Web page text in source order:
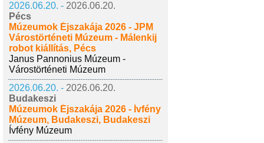
2026.06.20. - 2026.06.20.
Pécs
Múzeumok Éjszakája 2026 - JPM
Várostörténeti Múzeum - Málenkij
robot kiállítás, Pécs
Janus Pannonius Múzeum -
Várostörténeti Múzeum
2026.06.20. - 2026.06.20.
Budakeszi
Múzeumok Éjszakája 2026 - Ívfény
Múzeum, Budakeszi, Budakeszi
Ívfény Múzeum